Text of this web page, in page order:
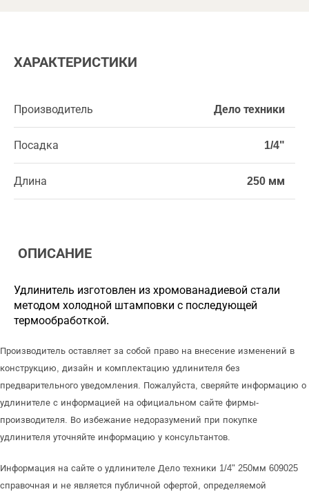
ХАРАКТЕРИСТИКИ
Производитель Дело техники
Посадка 1/4"
Длина 250 мм
ОПИСАНИЕ
Удлинитель изготовлен из хромованадиевой стали
методом холодной штамповки с последующей
термообработкой.
Производитель оставляет за собой право на внесение изменений в
конструкцию, дизайн и комплектацию удлинителя без
предварительного уведомления. Пожалуйста, сверяйте информацию о
удлинителе с информацией на официальном сайте фирмы-
производителя. Во избежание недоразумений при покупке
удлинителя уточняйте информацию у консультантов.
Информация на сайте о удлинителе Дело техники 1/4" 250мм 609025
справочная и не является публичной офертой, определяемой